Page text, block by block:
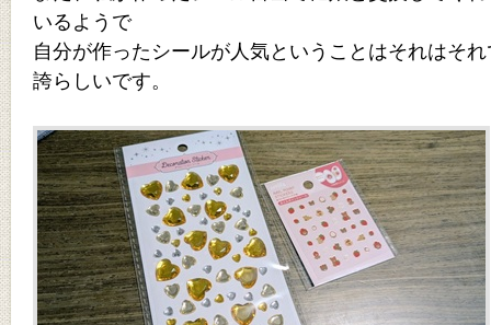
いるようで
自分が作ったシールが人気ということはそれはそ
誇らしいです。